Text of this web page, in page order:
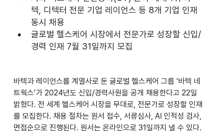
텍, 디텍터 전문 기업 레이언스 등 8개 기업 인재
동시 채용
글로벌 헬스케어 시장에서 전문가로 성장할 신입/
경력 인재 7월 31일까지 모집
바텍과 레이언스를 계열사로 둔 글로벌 헬스케어 그룹 ‘바텍 네
트웍스’가 2024년도 신입/경력사원을 공개 채용한다고 22일
밝혔다. 전 세계 헬스케어 시장을 무대로, 전문가로 성장할 인재
를 모집한다. 채용 절차는 원서 접수, 서류심사, AI 인적성 검사,
면접순으로 진행된다. 원서는 온라인으로 31일까지 낼 수 있다.